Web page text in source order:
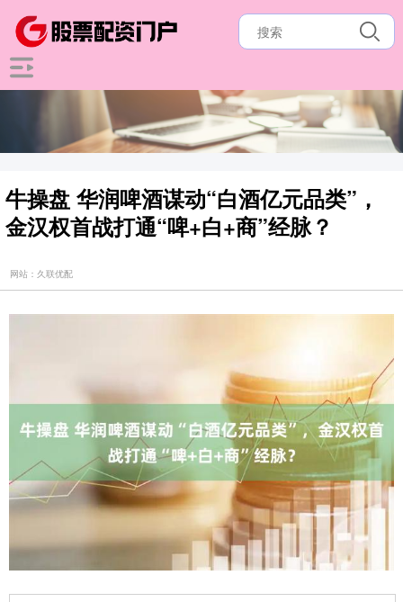
牛操盘 华润啤酒谋动“白酒亿元品类”，
金汉权首战打通“啤+白+商”经脉？
网站：久联优配